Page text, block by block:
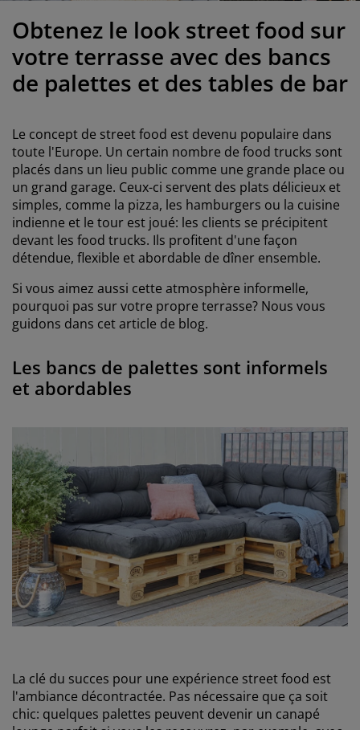
robes
de chambre à coucher
enfant
entretien meubles
pour vitrage
d'extérieur
d’enfant
pour animaux de compagnie
Obtenez le look street food sur
votre terrasse avec des bancs
de palettes et des tables de bar
Le concept de street food est devenu populaire dans
toute l'Europe. Un certain nombre de food trucks sont
placés dans un lieu public comme une grande place ou
un grand garage. Ceux-ci servent des plats délicieux et
simples, comme la pizza, les hamburgers ou la cuisine
indienne et le tour est joué: les clients se précipitent
devant les food trucks. Ils profitent d'une façon
détendue, flexible et abordable de dîner ensemble.
Si vous aimez aussi cette atmosphère informelle,
pourquoi pas sur votre propre terrasse? Nous vous
guidons dans cet article de blog.
Les bancs de palettes sont informels
et abordables
La clé du succes pour une expérience street food est
l'ambiance décontractée. Pas nécessaire que ça soit
chic: quelques palettes peuvent devenir un canapé